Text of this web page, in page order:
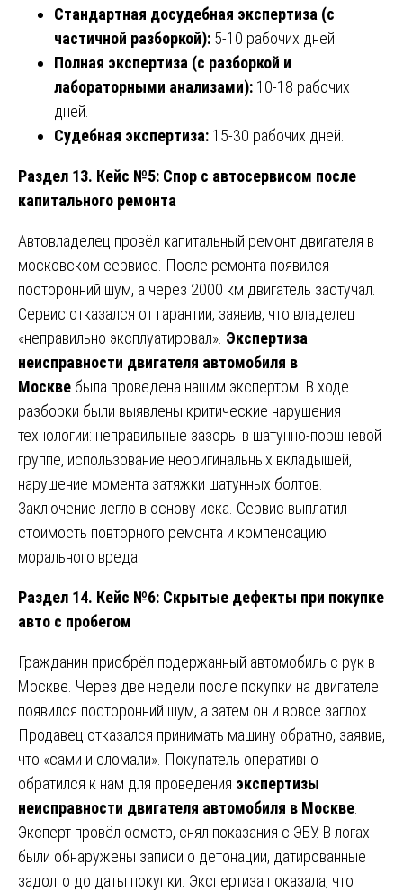
Стандартная досудебная экспертиза (с
частичной разборкой): 5-10 рабочих дней.
Полная экспертиза (с разборкой и
лабораторными анализами): 10-18 рабочих
дней.
Судебная экспертиза: 15-30 рабочих дней.
Раздел 13. Кейс №5: Спор с автосервисом после
капитального ремонта
Автовладелец провёл капитальный ремонт двигателя в
московском сервисе. После ремонта появился
посторонний шум, а через 2000 км двигатель застучал.
Сервис отказался от гарантии, заявив, что владелец
«неправильно эксплуатировал». Экспертиза
неисправности двигателя автомобиля в
Москве была проведена нашим экспертом. В ходе
разборки были выявлены критические нарушения
технологии: неправильные зазоры в шатунно-поршневой
группе, использование неоригинальных вкладышей,
нарушение момента затяжки шатунных болтов.
Заключение легло в основу иска. Сервис выплатил
стоимость повторного ремонта и компенсацию
морального вреда.
Раздел 14. Кейс №6: Скрытые дефекты при покупке
авто с пробегом
Гражданин приобрёл подержанный автомобиль с рук в
Москве. Через две недели после покупки на двигателе
появился посторонний шум, а затем он и вовсе заглох.
Продавец отказался принимать машину обратно, заявив,
что «сами и сломали». Покупатель оперативно
обратился к нам для проведения экспертизы
неисправности двигателя автомобиля в Москве
Эксперт провёл осмотр, снял показания с ЭБУ. В логах
были обнаружены записи о детонации, датированные
задолго до даты покупки. Экспертиза показала, что